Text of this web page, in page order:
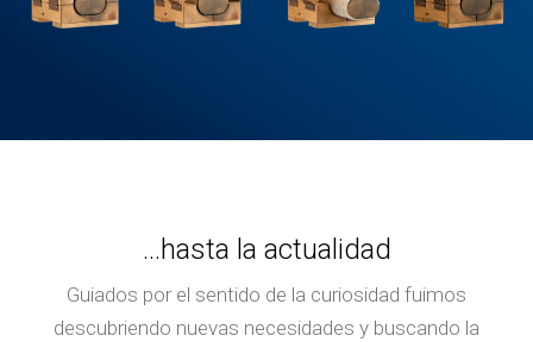
...hasta la actualidad
Guiados por el sentido de la curiosidad fuimos
descubriendo nuevas necesidades y buscando la